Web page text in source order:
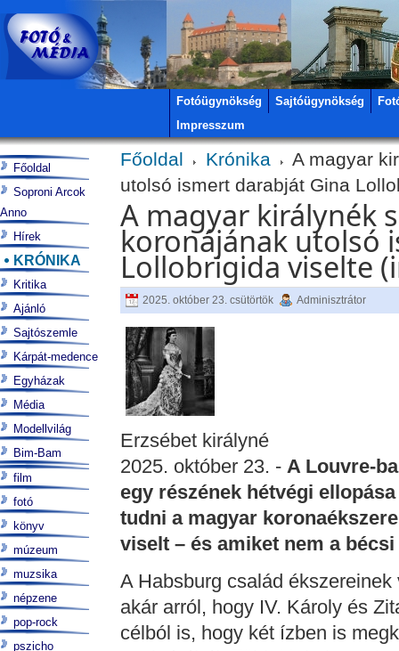
Fotóügynökség Sajtóügynökség
Impresszum
Főoldal Krónika
A magyar
utolsó ismert darabját Gina
A magyar királynék
koronájának utolsó
Lollobrigida viselte
2025. október 23. csütörtök Adminisztrátor
Erzsébet királyné
2025. október 23. - A Louvre-
egy részének hétvégi
tudni a magyar
viselt – és amiket nem a
A Habsburg család
akár arról, hogy IV. Károly és
célból is, hogy két ízben is
Főoldal
Soproni Arcok
Anno
Hírek
KRÓNIKA
Kritika
Ajánló
Sajtószemle
Kárpát-medence
Egyházak
Média
Modellvilág
Bim-Bam
film
fotó
könyv
múzeum
muzsika
népzene
pop-rock
pszicho